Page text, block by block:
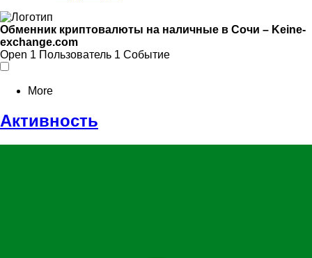
Обменник криптовалюты на наличные в Сочи – Keine-
exchange.com
Open 1 Пользователь 1 Событие
More
Активность